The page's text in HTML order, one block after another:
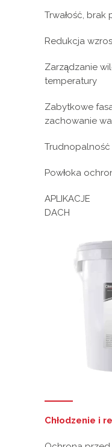
Trwałość, brak
Redukcja
Zarządzanie
temperatury
Zabytkowe
zachowanie
Trudnopalność
Powłoka
APLIKACJE
DACH
Chłodzenie i